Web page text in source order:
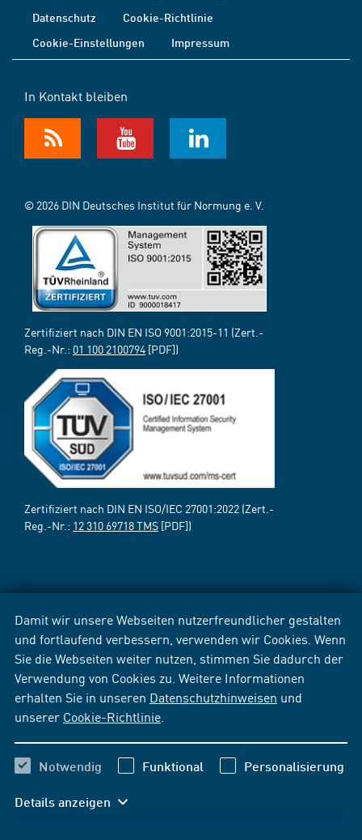
Damit wir unsere Webseiten nutzerfreundlicher gestalten
und fortlaufend verbessern, verwenden wir Cookies. Wenn
Sie die Webseiten weiter nutzen, stimmen Sie dadurch der
Verwendung von Cookies zu. Weitere Informationen
erhalten Sie in unseren Datenschutzhinweisen und
unserer Cookie-Richtlinie
Notwendig Funktional Personalisierung
Details anzeigen
Datenschutz
Cookie-Richtlinie
Cookie-Einstellungen
Impressum
In Kontakt bleiben
© 2026 DIN Deutsches Institut für Normung e. V.
Zertifiziert nach DIN EN ISO 9001:2015-11 (Zert.-
Reg.-Nr.: 01 100 2100794 [PDF])
Zertifiziert nach DIN EN ISO/IEC 27001:2022 (Zert.-
Reg.-Nr.: 12 310 69718 TMS [PDF])